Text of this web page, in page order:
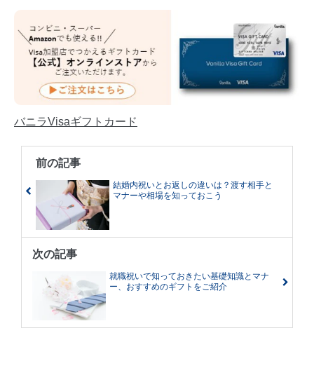
バニラVisaギフトカード
前の記事
結婚内祝いとお返しの違いは？渡す相手と
マナーや相場を知っておこう
次の記事
就職祝いで知っておきたい基礎知識とマナ
ー、おすすめのギフトをご紹介